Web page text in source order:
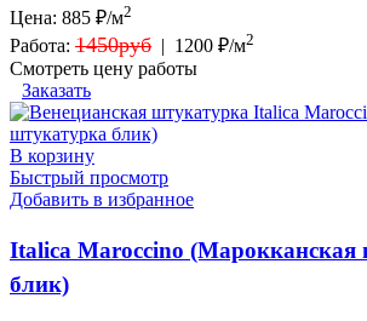
Цена: 885 ₽/м2
Работа: 1450руб | 1200 ₽/м2
Смотреть цену работы
Заказать
В корзину
Быстрый просмотр
Добавить в избранное
Italica Maroccino (Марокканская
блик)